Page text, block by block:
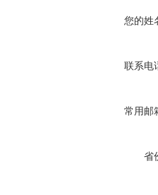
您的姓
联系电
常用邮
省